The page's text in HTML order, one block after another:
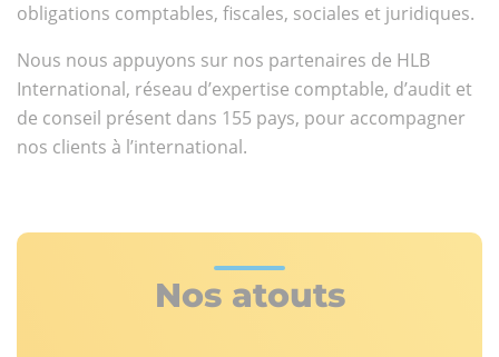
obligations comptables, fiscales, sociales et juridiques.
Nous nous appuyons sur nos partenaires de HLB
International, réseau d’expertise comptable, d’audit et
de conseil présent dans 155 pays, pour accompagner
nos clients à l’international.
Nos atouts